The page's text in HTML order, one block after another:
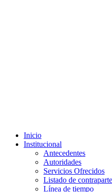
Inicio
Institucional
Antecedentes
Autoridades
Servicios Ofrecidos
Listado de
Línea de tiempo